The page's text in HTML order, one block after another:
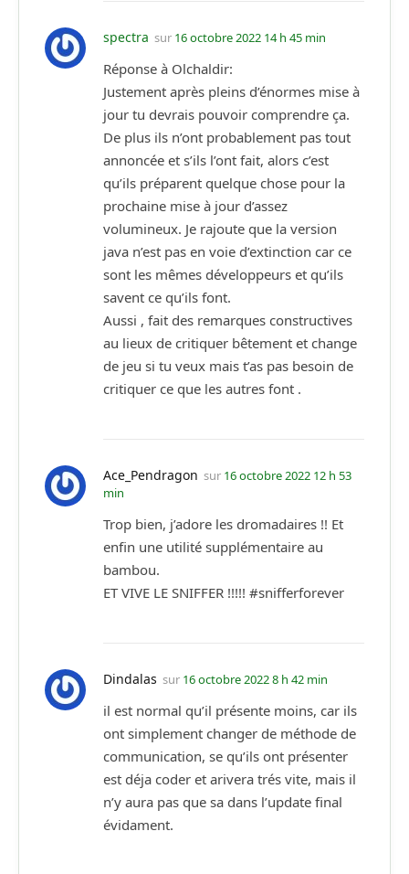
spectra sur 16 octobre 2022 14 h 45 min
Réponse à Olchaldir:
Justement après pleins d’énormes mise à
jour tu devrais pouvoir comprendre ça.
De plus ils n’ont probablement pas tout
annoncée et s’ils l’ont fait, alors c’est
qu’ils préparent quelque chose pour la
prochaine mise à jour d’assez
volumineux. Je rajoute que la version
java n’est pas en voie d’extinction car ce
sont les mêmes développeurs et qu’ils
savent ce qu’ils font.
Aussi , fait des remarques constructives
au lieux de critiquer bêtement et change
de jeu si tu veux mais t’as pas besoin de
critiquer ce que les autres font .
Ace_Pendragon sur 16 octobre 2022 12 h 53
min
Trop bien, j’adore les dromadaires !! Et
enfin une utilité supplémentaire au
bambou.
ET VIVE LE SNIFFER !!!!! #snifferforever
Dindalas sur 16 octobre 2022 8 h 42 min
il est normal qu’il présente moins, car ils
ont simplement changer de méthode de
communication, se qu’ils ont présenter
est déja coder et arivera trés vite, mais il
n’y aura pas que sa dans l’update final
évidament.